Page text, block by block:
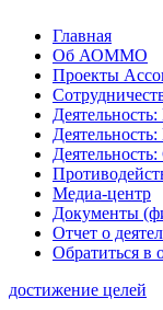
Главная
Об АОММО
Проекты
Медиа-центр
Документы
Отчет о
Обратиться в
достижение целей